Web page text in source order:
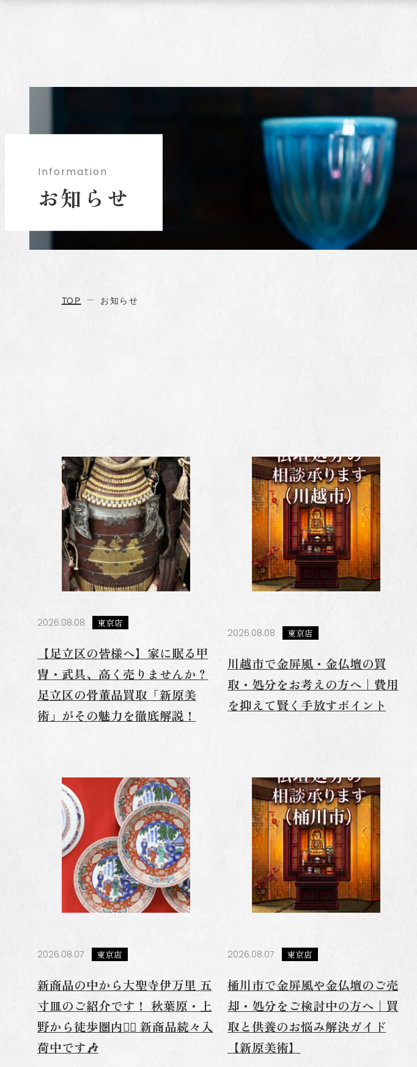
Information
お知 ら せ
TOP お知らせ
2026.08.08 東京店
【足立区の皆様へ】家に眠る甲
冑・武具、高く売りませんか？
足立区の骨董品買取「新原美
術」がその魅力を徹底解説！
2026.08.08 東京店
川越市で金屏風・金仏壇の買
取・処分をお考えの方へ｜費用
を抑えて賢く手放すポイント
2026.08.07 東京店
新商品の中から大聖寺伊万里 五
寸皿のご紹介です！ 秋葉原・上
野から徒歩圏内🚶‍♂️ 新商品続々入
荷中です🎶
2026.08.07 東京店
桶川市で金屏風や金仏壇のご売
却・処分をご検討中の方へ｜買
取と供養のお悩み解決ガイド
【新原美術】